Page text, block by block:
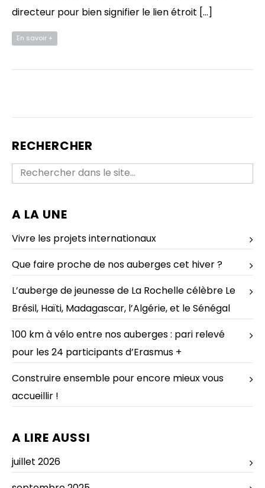
directeur pour bien signifier le lien étroit […]
En savoir +
RECHERCHER
A LA UNE
Vivre les projets internationaux
Que faire proche de nos auberges cet hiver ?
L’auberge de jeunesse de La Rochelle célèbre Le
Brésil, Haïti, Madagascar, l’Algérie, et le Sénégal
100 km à vélo entre nos auberges : pari relevé
pour les 24 participants d’Erasmus +
Construire ensemble pour encore mieux vous
accueillir !
A LIRE AUSSI
juillet 2026